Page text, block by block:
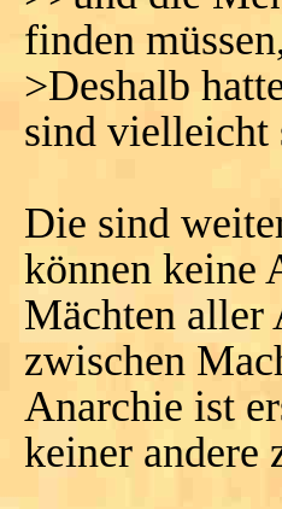
finden
>Deshalb
sind vielleicht
Die sind
können keine
Mächten aller
zwischen
Anarchie ist
keiner andere